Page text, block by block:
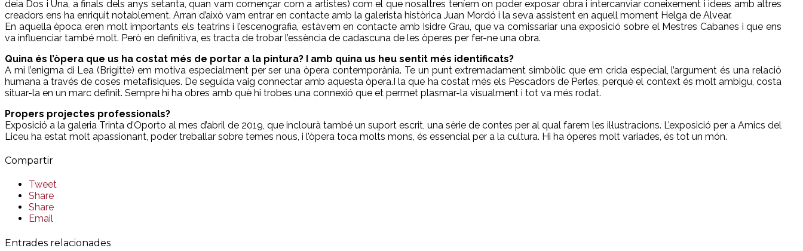
deia Dos i Una, a finals dels anys setanta, quan vam començar com a artistes) com el que nosaltres teníem on poder exposar obra i intercanviar coneixement i idees amb altres
creadors ens ha enriquit notablement. Arran d’això vam entrar en contacte amb la galerista històrica Juan Mordó i la seva assistent en aquell moment Helga de Alvear.
En aquella època eren molt importants els teatrins i l’escenografia, estàvem en contacte amb Isidre Grau, que va comissariar una exposició sobre el Mestres Cabanes i que ens
va influenciar també molt. Però en definitiva, es tracta de trobar l’essència de cadascuna de les òperes per fer-ne una obra.
Quina és l’òpera que us ha costat més de portar a la pintura? I amb quina us heu sentit més identificats?
A mi l’enigma di Lea (Brigitte) em motiva especialment per ser una òpera contemporània. Te un punt extremadament simbòlic que em crida especial, l’argument és una relació
humana a través de coses metafísiques. De seguida vaig connectar amb aquesta òpera.I la que ha costat més els Pescadors de Perles, perquè el context és molt ambigu, costa
situar-la en un marc definit. Sempre hi ha obres amb què hi trobes una connexió que et permet plasmar-la visualment i tot va més rodat.
Propers projectes professionals?
Exposició a la galeria Trinta d’Oporto al mes d’abril de 2019, que inclourà també un suport escrit, una sèrie de contes per al qual farem les il·lustracions. L’exposició per a Amics del
Liceu ha estat molt apassionant, poder treballar sobre temes nous, i l’òpera toca molts mons, és essencial per a la cultura. Hi ha òperes molt variades, és tot un món.
Compartir
Tweet
Share
Share
Email
Entrades relacionades